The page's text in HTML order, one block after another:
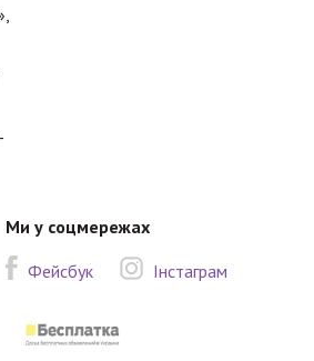
Ми у соцмережах
Фейсбук
Інстаграм